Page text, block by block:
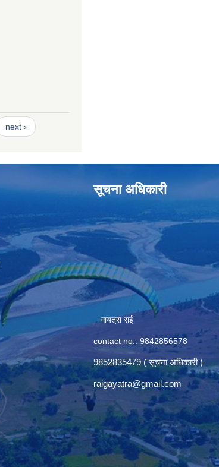
next ›
सूचना अधिकारी
गायत्रा राई
contact no.: 9842856578
9852835479 ( सूचना अधिकारी )
raigayatra@gmail.com